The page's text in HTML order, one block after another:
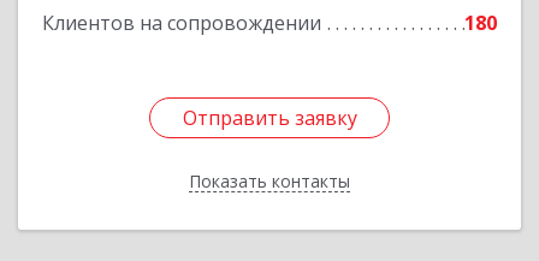
Клиентов на сопровождении 180
Отправить заявку
Показать контакты
Отправить заявку
Назад